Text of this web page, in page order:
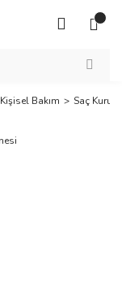
Kişisel Bakım Saç